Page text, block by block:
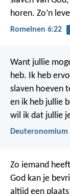
horen. Zo’n
Romeinen 6:22
Want jullie
heb. Ik heb
slaven hoeven
en ik heb jullie
wil ik dat jullie
Deuteronomium
Zo iemand
God kan je
altijd een